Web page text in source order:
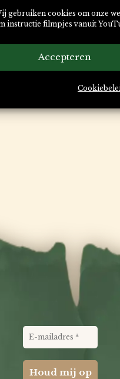
gebruiken cookies om onze
instructie filmpjes vanuit
Accepteren